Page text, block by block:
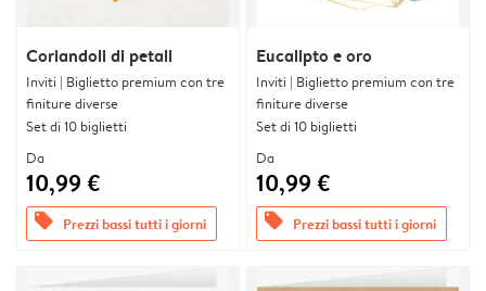
Coriandoli di petali
Inviti | Biglietto premium con tre
finiture diverse
Set di 10 biglietti
Da
10,99 €
offers Prezzi bassi tutti i giorni
Eucalipto e oro
Inviti | Biglietto premium con tre
finiture diverse
Set di 10 biglietti
Da
10,99 €
offers Prezzi bassi tutti i giorni